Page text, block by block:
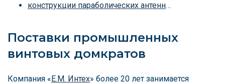
конструкции параболических антенн…
Поставки промышленных
винтовых домкратов
Компания «Е.М. Интех» более 20 лет занимается